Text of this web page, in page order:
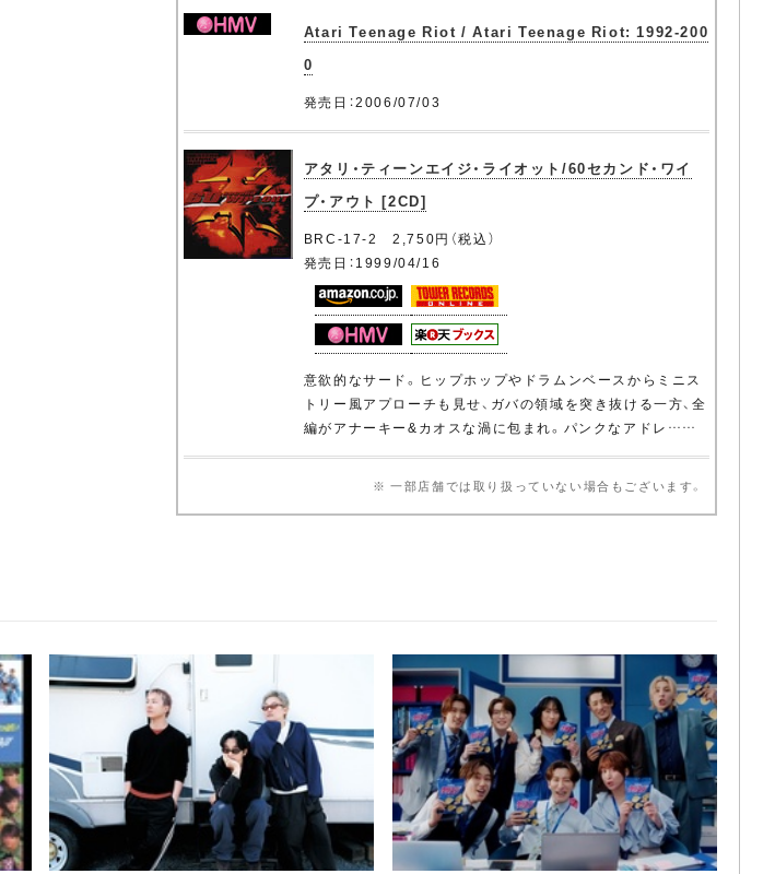
Atari Teenage Riot / Atari Teenage Riot: 1992-200
0
発売日：2006/07/03
アタリ・ティーンエイジ・ライオット/60セカンド・ワイ
プ・アウト [2CD]
BRC-17-2 2,750円（税込）
発売日：1999/04/16
意欲的なサード。ヒップホップやドラムンベースからミニス
トリー風アプローチも見せ、ガバの領域を突き抜ける一方、全
編がアナーキー&カオスな渦に包まれ。パンクなアドレ……
※ 一部店舗では取り扱っていない場合もございます。